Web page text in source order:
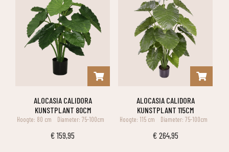
ALOCASIA CALIDORA
KUNSTPLANT 80CM
Hoogte: 80 cm Diameter: 75-100cm
€159,95
ALOCASIA CALIDORA
KUNSTPLANT 115CM
Hoogte: 115 cm Diameter: 75-100cm
€ 264,95